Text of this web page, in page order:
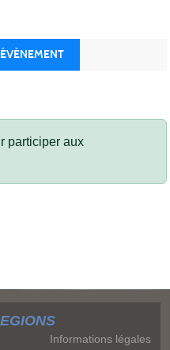
participer aux
Informations légales